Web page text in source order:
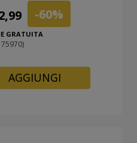
-60%
GRATUITA
AGGIUNGI